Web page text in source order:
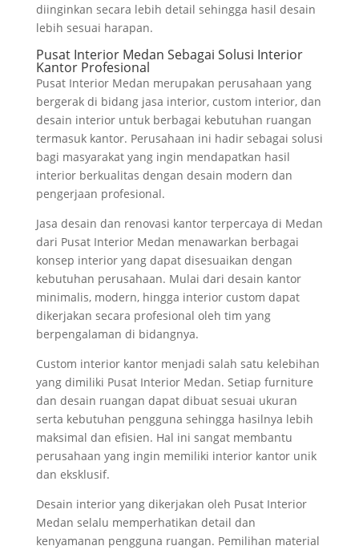
diinginkan secara lebih detail sehingga hasil desain
lebih sesuai harapan.
Pusat Interior Medan Sebagai Solusi Interior
Kantor Profesional
Pusat Interior Medan merupakan perusahaan yang
bergerak di bidang jasa interior, custom interior, dan
desain interior untuk berbagai kebutuhan ruangan
termasuk kantor. Perusahaan ini hadir sebagai solusi
bagi masyarakat yang ingin mendapatkan hasil
interior berkualitas dengan desain modern dan
pengerjaan profesional.
Jasa desain dan renovasi kantor terpercaya di Medan
dari Pusat Interior Medan menawarkan berbagai
konsep interior yang dapat disesuaikan dengan
kebutuhan perusahaan. Mulai dari desain kantor
minimalis, modern, hingga interior custom dapat
dikerjakan secara profesional oleh tim yang
berpengalaman di bidangnya.
Custom interior kantor menjadi salah satu kelebihan
yang dimiliki Pusat Interior Medan. Setiap furniture
dan desain ruangan dapat dibuat sesuai ukuran
serta kebutuhan pengguna sehingga hasilnya lebih
maksimal dan efisien. Hal ini sangat membantu
perusahaan yang ingin memiliki interior kantor unik
dan eksklusif.
Desain interior yang dikerjakan oleh Pusat Interior
Medan selalu memperhatikan detail dan
kenyamanan pengguna ruangan. Pemilihan material